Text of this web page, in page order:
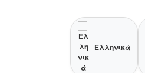
Ελληνικά